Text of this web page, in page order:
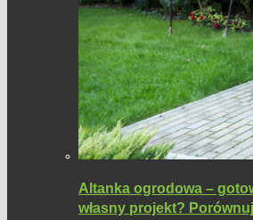
Altanka ogrodowa –
własny projekt?